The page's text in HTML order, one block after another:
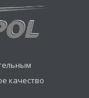
качество